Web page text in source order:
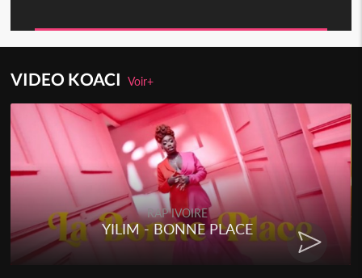
VIDEO KOACIVoir+
RAP IVOIRE
YILIM - BONNE PLACE